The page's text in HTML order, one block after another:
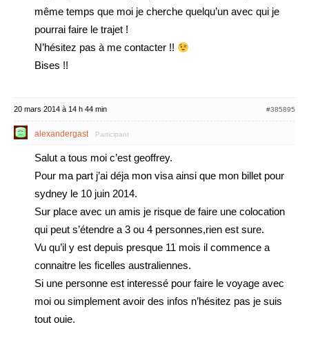
même temps que moi je cherche quelqu’un avec qui je
pourrai faire le trajet !
N’hésitez pas à me contacter !!
Bises !!
20 mars 2014 à 14 h 44 min #385895
alexandergast Participant
Salut a tous moi c’est geoffrey.
Pour ma part j’ai déja mon visa ainsi que mon billet pour
sydney le 10 juin 2014.
Sur place avec un amis je risque de faire une colocation
qui peut s’étendre a 3 ou 4 personnes,rien est sure.
Vu qu’il y est depuis presque 11 mois il commence a
connaitre les ficelles australiennes.
Si une personne est interessé pour faire le voyage avec
moi ou simplement avoir des infos n’hésitez pas je suis
tout ouie.